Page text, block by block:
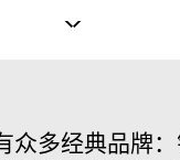
众多经典品牌